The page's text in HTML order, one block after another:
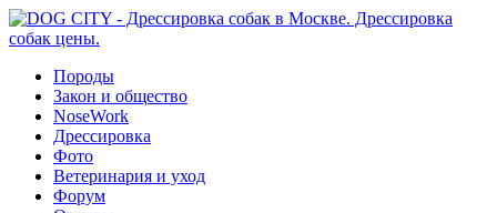
Породы
Закон и общество
NoseWork
Дрессировка
Фото
Ветеринария и уход
Форум